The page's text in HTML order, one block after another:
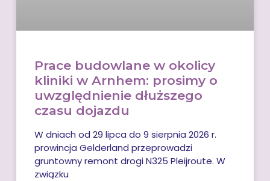
Prace budowlane w okolicy
kliniki w Arnhem: prosimy o
uwzględnienie dłuższego
czasu dojazdu
W dniach od 29 lipca do 9 sierpnia 2026 r.
prowincja Gelderland przeprowadzi
gruntowny remont drogi N325 Pleijroute. W
związku